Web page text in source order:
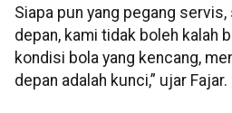
Siapa pun yang pegang servis,
depan, kami tidak boleh kalah
kondisi bola yang kencang,
depan adalah kunci,” ujar Fajar.